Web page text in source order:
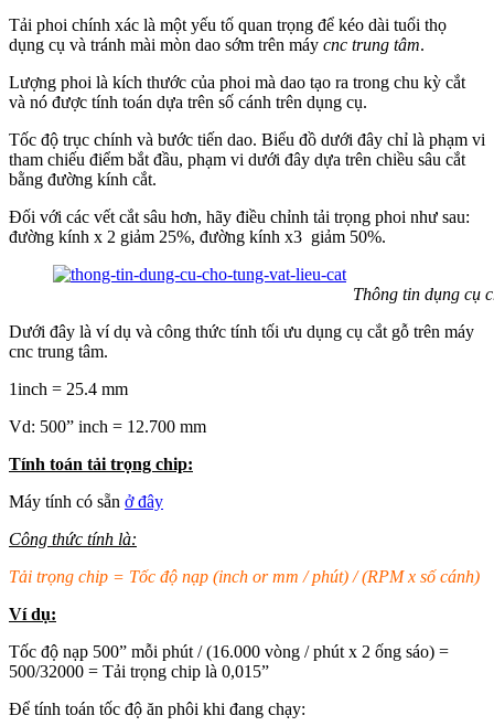
Tải phoi chính xác là một yếu tố quan trọng để kéo dài tuổi thọ
dụng cụ và tránh mài mòn dao sớm trên máy cnc trung tâm.
Lượng phoi là kích thước của phoi mà dao tạo ra trong chu kỳ cắt
và nó được tính toán dựa trên số cánh trên dụng cụ.
Tốc độ trục chính và bước tiến dao. Biểu đồ dưới đây chỉ là phạm vi
tham chiếu điểm bắt đầu, phạm vi dưới đây dựa trên chiều sâu cắt
bằng đường kính cắt.
Đối với các vết cắt sâu hơn, hãy điều chỉnh tải trọng phoi như sau:
đường kính x 2 giảm 25%, đường kính x3 giảm 50%.
Thông tin dụng cụ cho từng
Dưới đây là ví dụ và công thức tính tối ưu dụng cụ cắt gỗ trên máy
cnc trung tâm.
1inch = 25.4 mm
Vd: 500” inch = 12.700 mm
Tính toán tải trọng chip:
Máy tính có sẵn ở đây
Công thức tính là:
Tải trọng chip = Tốc độ nạp (inch or mm / phút) / (RPM x số cánh)
Ví dụ:
Tốc độ nạp 500” mỗi phút / (16.000 vòng / phút x 2 ống sáo) =
500/32000 = Tải trọng chip là 0,015”
Để tính toán tốc độ ăn phôi khi đang chạy: